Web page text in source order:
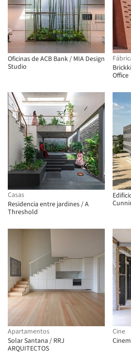
Oficinas de ACB Bank / MIA Design
Studio
Office
Casas
Residencia entre jardines / A
Threshold
Apartamentos
Solar Santana / RRJ
ARQUITECTOS
Cine